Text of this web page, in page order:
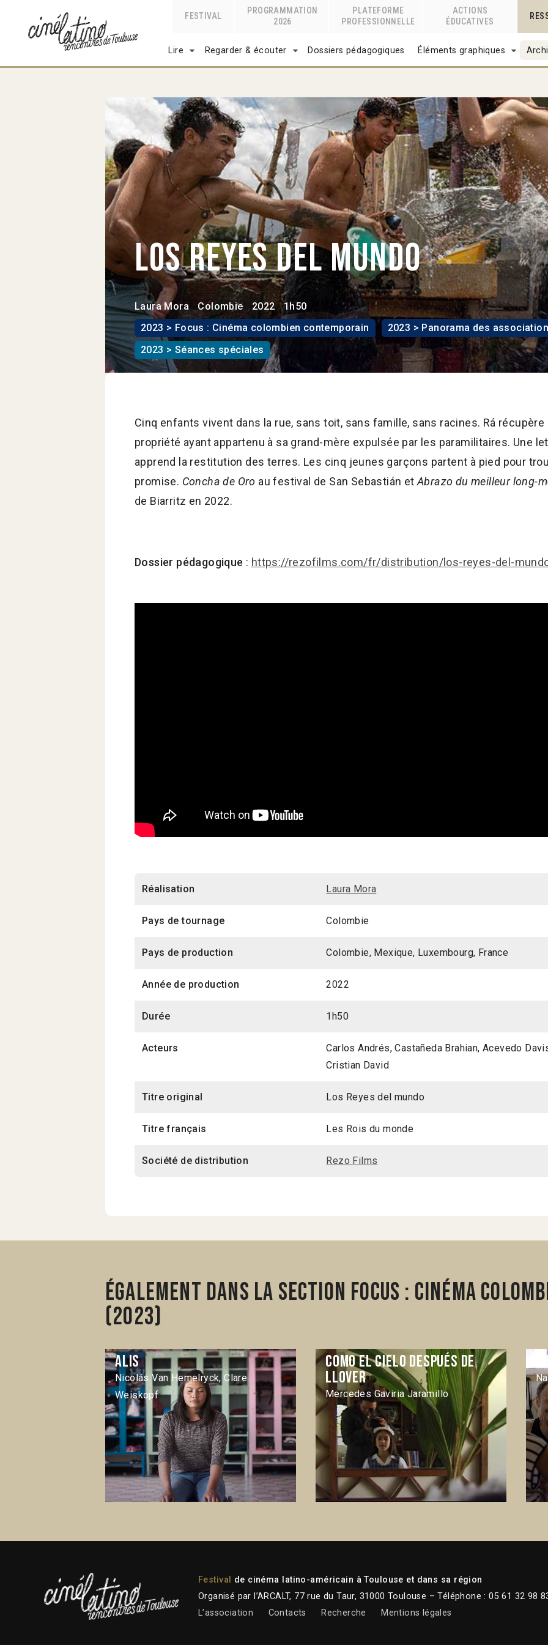
FESTIVAL
PROGRAMMATION
2026
PLATEFORME
PROFESSIONNELLE
ACTIONS
ÉDUCATIVES
Lire Regarder & écouter Dossiers pédagogiques Éléments graphiques
Los Reyes del mundo
Laura Mora Colombie 2022
1h50
2023 > Focus : Cinéma colombien contemporain
2023 > Panorama des
2023 > Séances spéciales
Cinq enfants vivent dans la rue, sans toit, sans famille, sans racines. Rá récupère
propriété ayant appartenu à sa grand-mère expulsée par les paramilitaires. Une
apprend la restitution des terres. Les cinq jeunes garçons partent à pied pour
promise. Concha de Oro au festival de San Sebastián etAbrazo du meilleur long-
de Biarritz en 2022.
Dossier pédagogique : https://rezofilms.com/fr/distribution/los-reyes-del-
Réalisation Laura Mora
Pays de tournage Colombie
Pays de production Colombie, Mexique, Luxembourg, France
Année de production 2022
Durée 1h50
Acteurs
Carlos Andrés, Castañeda Brahian, Acevedo
Cristian David
Titre original Los Reyes del mundo
Titre français Les Rois du monde
Société de distribution Rezo Films
Également dans la section Focus : Cinéma
(2023)
Alis
Nicolás Van Hemelryck, Clare
Weiskopf
Como el cielo después de
llover
Mercedes Gaviria Jaramillo
Festival
de cinéma latino-américain à Toulouse et dans sa région
Organisé par l’ARCALT, 77 rue du Taur, 31000 Toulouse – Téléphone : 05 61 32 98
L’association
Contacts Recherche Mentions légales